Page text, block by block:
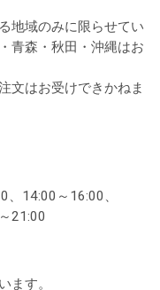
地域のみに限らせてい
青森・秋田・沖縄はお
文はお受けできかねま
14:00～16:00、
21:00
ます。